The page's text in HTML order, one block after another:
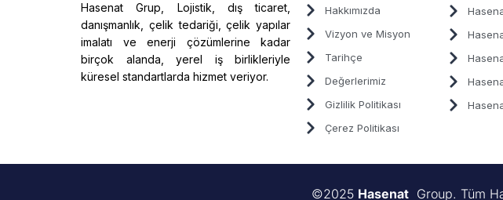
Hasenat Grup, Lojistik, dış ticaret,
danışmanlık, çelik tedariği, çelik yapılar
imalatı ve enerji çözümlerine kadar
birçok alanda, yerel iş birlikleriyle
küresel standartlarda hizmet veriyor.
Hakkımızda
Vizyon ve Misyon
Tarihçe
Değerlerimiz
Gizlilik Politikası
Çerez Politikası
©2025 HasenatGroup. Tüm